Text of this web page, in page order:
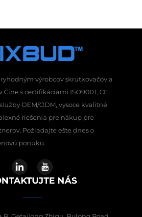
výrobcov skrutkovačov a
Číne s certifikáciami ISO9001, CE,
OEM/ODM, vysoce kvalitné
riešenia pre nákup pre
Požiadajte ešte dnes o
ponuku.
NÁS